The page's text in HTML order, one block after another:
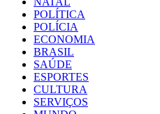
POLÍTICA
POLÍCIA
ECONOMIA
BRASIL
SAÚDE
ESPORTES
CULTURA
SERVIÇOS